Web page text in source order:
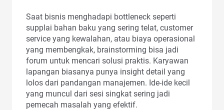
Saat bisnis menghadapi bottleneck seperti
supplai bahan baku yang sering telat, customer
service yang kewalahan, atau biaya operasional
yang membengkak, brainstorming bisa jadi
forum untuk mencari solusi praktis. Karyawan
lapangan biasanya punya insight detail yang
lolos dari pandangan manajemen. Ide-ide kecil
yang muncul dari sesi singkat sering jadi
pemecah masalah yang efektif.